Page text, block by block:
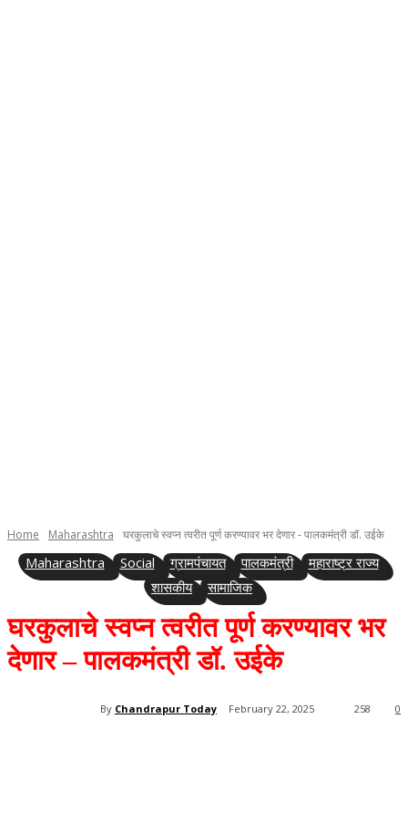
Home Maharashtra घरकुलाचे स्वप्न त्वरीत पूर्ण करण्यावर भर देणार - पालकमंत्री डॉ. उईके
Maharashtra Social ग्रामपंचायत पालकमंत्री
महाराष्ट्र राज्य
शासकीय
सामाजिक
घरकुलाचे स्वप्न त्वरीत पूर्ण करण्यावर भर
देणार – पालकमंत्री डॉ. उईके
By Chandrapur Today February 22, 2025 0
258